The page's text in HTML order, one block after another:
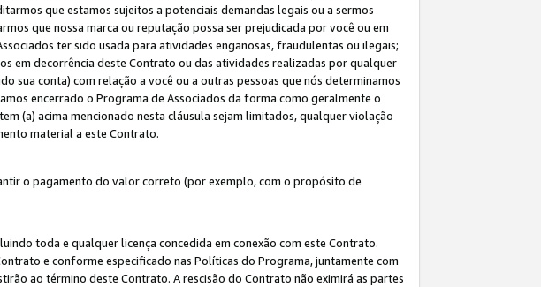
que estamos sujeitos a potenciais demandas legais ou a sermos
que nossa marca ou reputação possa ser prejudicada por você ou em
ter sido usada para atividades enganosas, fraudulentas ou ilegais;
em decorrência deste Contrato ou das atividades realizadas por qualquer
sua conta) com relação a você ou a outras pessoas que nós determinamos
encerrado o Programa de Associados da forma como geralmente o
(a) acima mencionado nesta cláusula sejam limitados, qualquer violação
material a este Contrato.
o pagamento do valor correto (por exemplo, com o propósito de
toda e qualquer licença concedida em conexão com este Contrato.
e conforme especificado nas Políticas do Programa, juntamente com
ao término deste Contrato. A rescisão do Contrato não eximirá as partes